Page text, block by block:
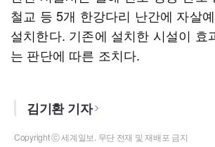
철교 등 5개 한강다리 난간에 자살
설치한다. 기존에 설치한 시설이 효
는 판단에 따른 조치다.
김기환 기자
Copyright ⓒ 세계일보. 무단 전재 및 재배포 금지